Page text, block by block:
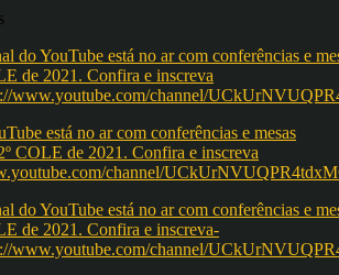
está no ar com conferências e mesas
COLE de 2021. Confira e inscreva
channel/